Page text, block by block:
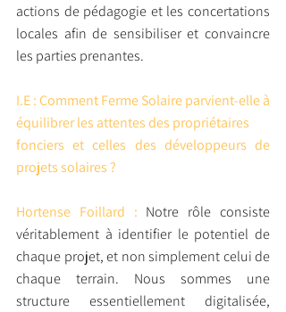
actions de pédagogie et les concertations
locales afin de sensibiliser et convaincre
les parties prenantes.
I.E : Comment Ferme Solaire parvient-elle à
équilibrer les attentes des propriétaires
fonciers et celles des développeurs de
projets solaires ?
Hortense Foillard : Notre rôle consiste
véritablement à identifier le potentiel de
chaque projet, et non simplement celui de
chaque terrain. Nous sommes une
structure essentiellement digitalisée,